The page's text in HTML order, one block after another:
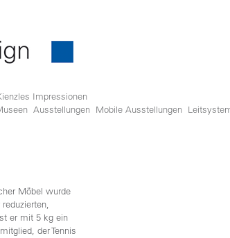
Impressionen
Ausstellungen Mobile Ausstellungen
Möbel wurde
er mit 5 kg ein
der Tennis